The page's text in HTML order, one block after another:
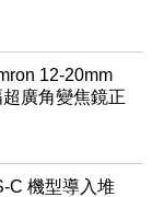
12-20mm
廣角變焦鏡正
C 機型導入堆